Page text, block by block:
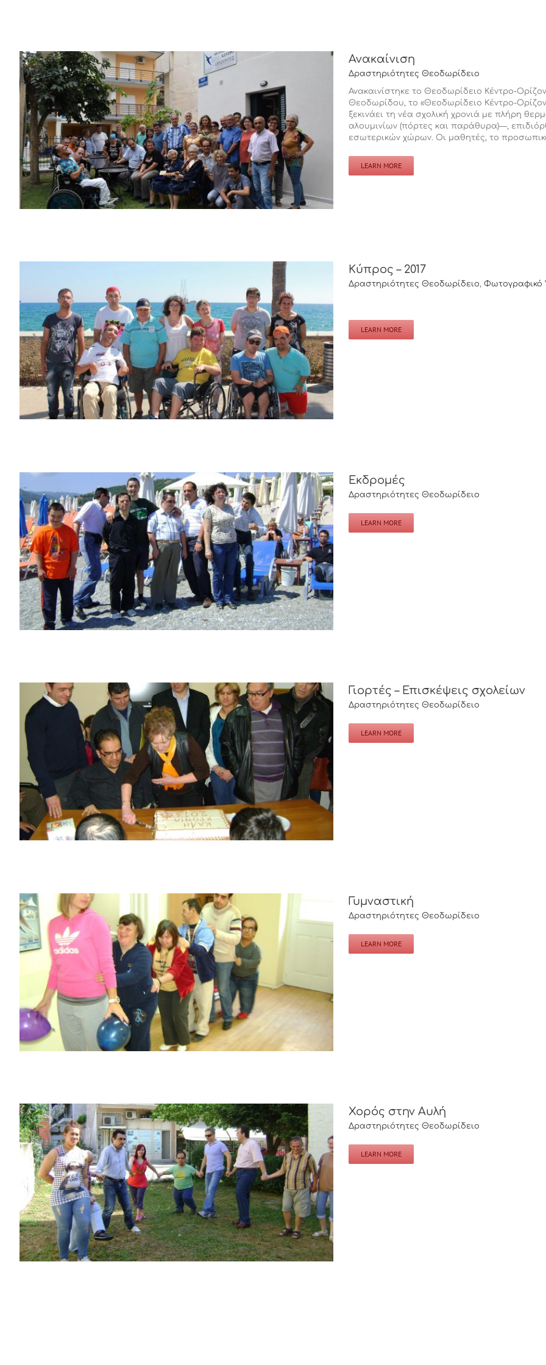
Ανακαίνιση
Ανακαίνιση
Δραστηριότητες Θεοδωρίδειο
Ανακαινίστηκε το Θεοδωρίδειο Κέντρο-
Θεοδωρίδου, το «Θεοδωρίδειο Κέντρο-
ξεκινάει τη νέα σχολική χρονιά με πλήρη
αλουμινίων (πόρτες και παράθυρα)―,
εσωτερικών χώρων. Οι μαθητές, το προσωπικό
LEARN MORE
Κύπρος – 2017
Κύπρος – 2017
Δραστηριότητες Θεοδωρίδειο, Φωτογραφικό
LEARN MORE
Εκδρομές
Εκδρομές
Δραστηριότητες Θεοδωρίδειο
LEARN MORE
Γιορτές – Επισκέψεις σχολείων
Γιορτές – Επισκέψεις σχολείων
Δραστηριότητες Θεοδωρίδειο
LEARN MORE
Γυμναστική
Γυμναστική
Δραστηριότητες Θεοδωρίδειο
LEARN MORE
Χορός στην Αυλή
Χορός στην Αυλή
Δραστηριότητες Θεοδωρίδειο
LEARN MORE